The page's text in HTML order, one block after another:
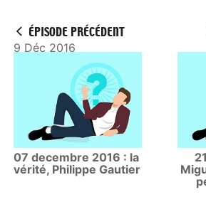
ÉPISODE PRÉCÉDENT
9 Déc 2016
07 decembre 2016 : la
vérité, Philippe Gautier